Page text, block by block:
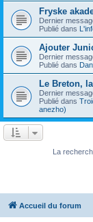
Fryske
Dernier
Publié dans
Ajouter
Dernier
Publié dans
Le Breton,
Dernier
Publié dans
anezho)
La
Accueil du forum